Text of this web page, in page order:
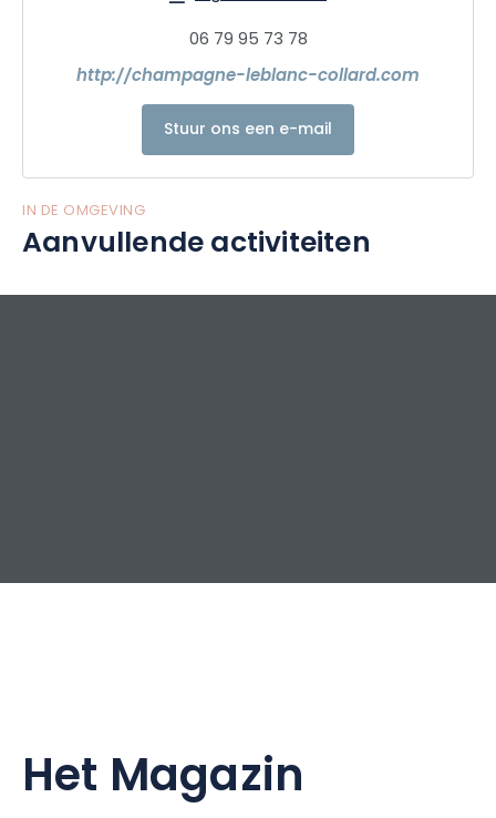
06 79 95 73 78
http://champagne-leblanc-collard.com
Stuur ons een e-mail
IN DE OMGEVING
Aanvullende activiteiten
Het Magazin